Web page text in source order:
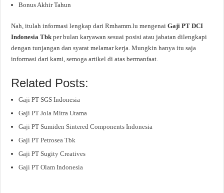
Bonus Akhir Tahun
Nah, itulah informasi lengkap dari Rmhamm.lu mengenaiGaji PT DCI
Indonesia Tbkper bulan karyawan sesuai posisi atau jabatan dilengkapi
dengan tunjangan dan syarat melamar kerja. Mungkin hanya itu saja
informasi dari kami, semoga artikel di atas bermanfaat.
Related Posts:
Gaji PT SGS Indonesia
Gaji PT Jola Mitra Utama
Gaji PT Sumiden Sintered Components Indonesia
Gaji PT Petrosea Tbk
Gaji PT Sugity Creatives
Gaji PT Olam Indonesia